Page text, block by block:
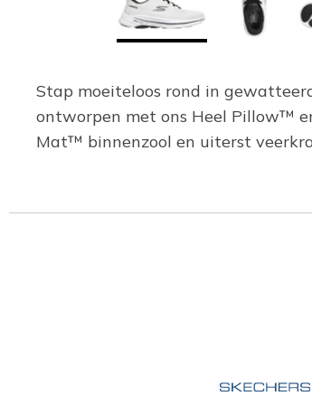
Stap moeiteloos rond in
ontworpen met ons Heel Pillow™
Mat™ binnenzool en uiterst